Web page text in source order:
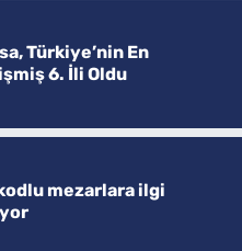
Türkiye’nin En
6. İli Oldu
mezarlara ilgi